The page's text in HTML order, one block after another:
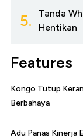
5.
Tanda
Hentikan
Features
Kongo Tutup
Berbahaya
Adu Panas Kinerja